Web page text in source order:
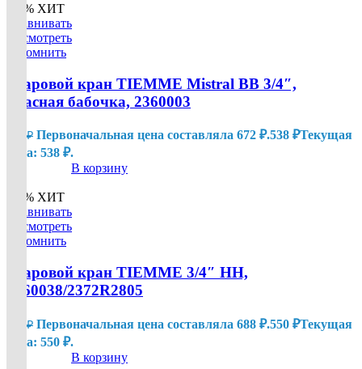
-20% ХИТ
Сравнивать
Посмотреть
Запомнить
Шаровой кран TIEMME Mistral ВВ 3/4″,
красная бабочка, 2360003
₽ Первоначальная цена составляла 672 ₽.538 ₽Текущая
цена: 538 ₽.
В корзину
-20% ХИТ
Сравнивать
Посмотреть
Запомнить
Шаровой кран TIEMME 3/4″ НН,
2360038/2372R2805
₽ Первоначальная цена составляла 688 ₽.550 ₽Текущая
цена: 550 ₽.
В корзину